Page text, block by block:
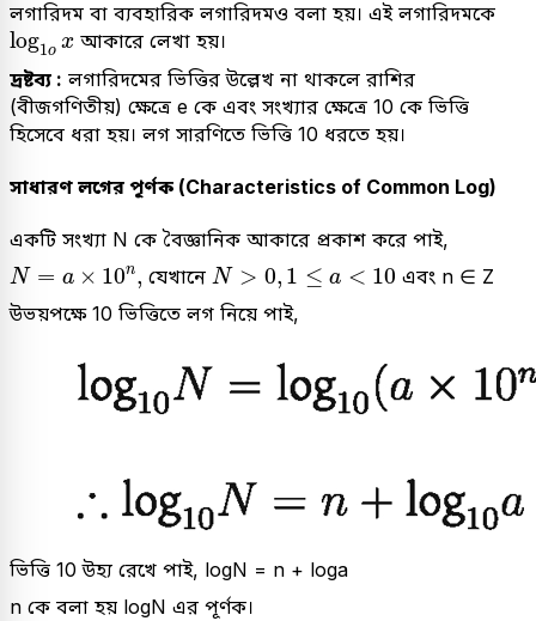
লগারিদম বা ব্যবহারিক লগারিদমও বলা হয়। এই লগারিদমকে
log1o x
log 1ox আকারে লেখা হয়।
দ্রষ্টব্য : লগারিদমের ভিত্তির উল্লেখ না থাকলে রাশির
(বীজগণিতীয়) ক্ষেত্রে e কে এবং সংখ্যার ক্ষেত্রে 10 কে ভিত্তি
হিসেবে ধরা হয়। লগ সারণিতে ভিত্তি 10 ধরতে হয়।
সাধারণ লগের পূর্ণক (Characteristics of Common Log)
একটি সংখ্যা N কে বৈজ্ঞানিক আকারে প্রকাশ করে পাই,
N = a × 10n,
N= ×10 n, যেখানেN > 0, 1 ≤ a < 10
N>0 ,1≤ a <10
এবং n ∈ Z
উভয়পক্ষে 10 ভিত্তিতে লগ নিয়ে পাই,
ভিত্তি 10 উহ্য রেখে পাই, logN = n + loga
n কে বলা হয় logN এর পূর্ণক।